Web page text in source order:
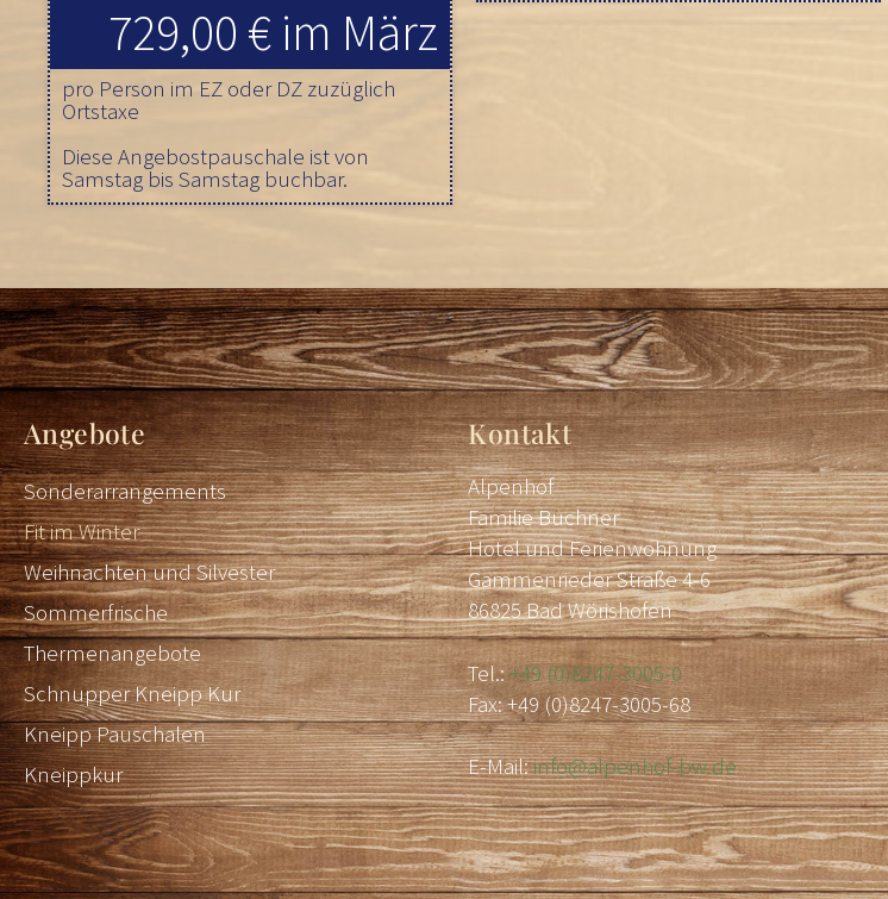
729,00 € im März
pro Person im EZ oder DZ zuzüglich
Ortstaxe
Diese Angebostpauschale ist von
Samstag bis Samstag buchbar.
Angebote
Sonderarrangements
Fit im Winter
Weihnachten und Silvester
Sommerfrische
Thermenangebote
Schnupper Kneipp Kur
Kneipp Pauschalen
Kneippkur
Kontakt
Alpenhof
Familie Buchner
Hotel und Ferienwohnung
Gammenrieder Straße 4-6
86825 Bad Wörishofen
Tel.:+49 (0)8247-3005-0
Fax: +49 (0)8247-3005-68
E-Mail:info@alpenhof-bw.de